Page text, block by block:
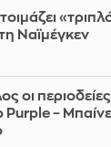
Ναϊμέγκεν
οι
–